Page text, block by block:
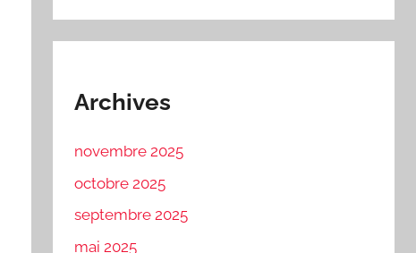
Archives
novembre 2025
octobre 2025
septembre 2025
mai 2025